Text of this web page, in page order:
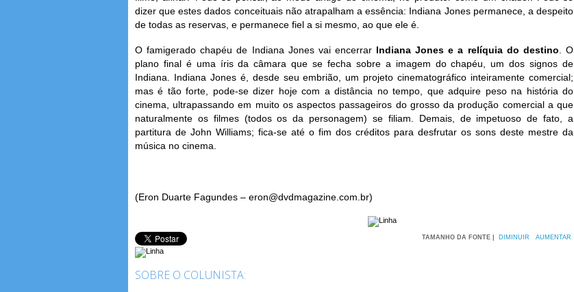
dizer que estes dados conceituais não atrapalham a essência: Indiana Jones permanece, a despeito
de todas as reservas, e permanece fiel a si mesmo, ao que ele é.
O famigerado chapéu de Indiana Jones vai encerrar Indiana Jones e a relíquia do destino. O
plano final é uma íris da câmara que se fecha sobre a imagem do chapéu, um dos signos de
Indiana. Indiana Jones é, desde seu embrião, um projeto cinematográfico inteiramente comercial;
mas é tão forte, pode-se dizer hoje com a distância no tempo, que adquire peso na história do
cinema, ultrapassando em muito os aspectos passageiros do grosso da produção comercial a que
naturalmente os filmes (todos os da personagem) se filiam. Demais, de impetuoso de fato, a
partitura de John Williams; fica-se até o fim dos créditos para desfrutar os sons deste mestre da
música no cinema.
(Eron Duarte Fagundes – eron@dvdmagazine.com.br)
TAMANHO DA FONTE | DIMINUIR AUMENTAR
SOBRE O COLUNISTA: